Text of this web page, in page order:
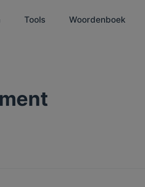
Tools Woordenboek